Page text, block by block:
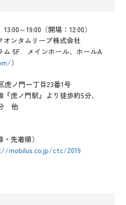
～19:00（開場：12:00）
オンタムリープ株式会社
ム 5F メインホール、ホールA
）
虎ノ門一丁目23番1号
虎ノ門駅』より徒歩約5分、
他
先着順）
mobilus.co.jp/ctc/2019